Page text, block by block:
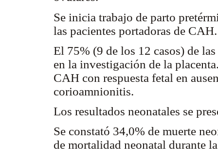
Se inicia trabajo de parto
las pacientes portadoras de CAH.
El 75% (9 de los 12 casos) de
en la investigación de la
CAH con respuesta fetal en
corioamnionitis.
Los resultados neonatales se
Se constató 34,0% de muerte
de mortalidad neonatal durante